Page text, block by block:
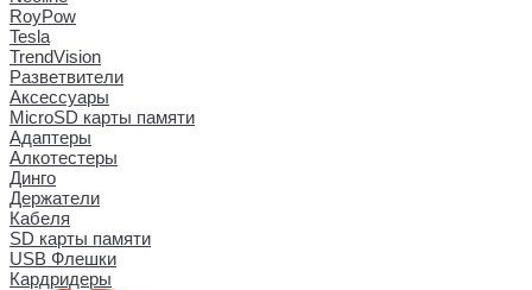
RoyPow
Tesla
TrendVision
Разветвители
Аксессуары
MicroSD карты памяти
Адаптеры
Алкотестеры
Динго
Держатели
Кабеля
SD карты памяти
USB Флешки
Кардридеры